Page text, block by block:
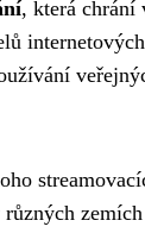
, která chrání